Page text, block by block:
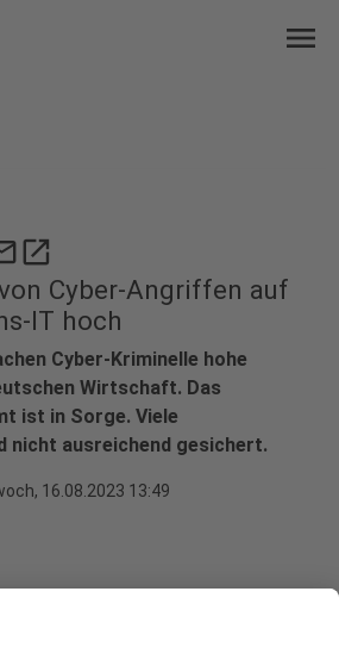
menu
open_in_new
Cyber-Angriffen auf
IT hoch
Cyber-Kriminelle hohe
Wirtschaft. Das
ist in Sorge. Viele
nicht ausreichend gesichert.
16.08.2023 13:49
Angriffe auf die IT-